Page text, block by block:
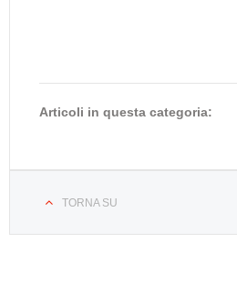
Articoli in questa categoria:
TORNA SU